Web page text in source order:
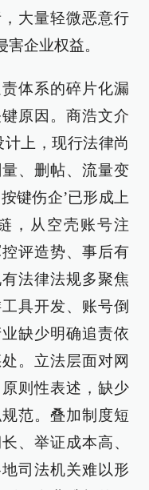
大量轻微恶意行
企业权益。
体系的碎片化漏
原因。商浩文介
上，现行法律尚
、删帖、流量变
键伤企’已形成上
，从空壳账号注
评造势、事后有
法律法规多聚焦
具开发、账号倒
缺少明确追责依
。立法层面对网
则性表述，缺少
范。叠加制度短
、举证成本高、
司法机关难以形